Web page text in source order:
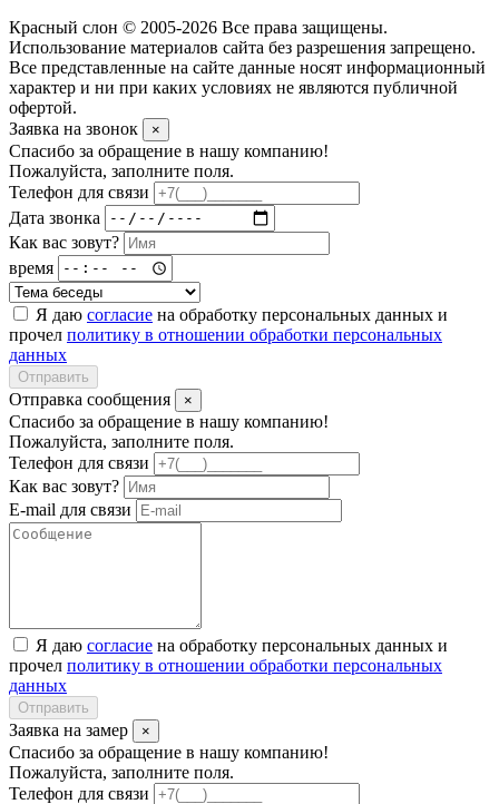
Красный слон © 2005-2026 Все права защищены.
Использование материалов сайта без разрешения запрещено.
Все представленные на сайте данные носят информационный
характер и ни при каких условиях не являются публичной
офертой.
Заявка на звонок
×
Спасибо за обращение в нашу компанию!
Пожалуйста, заполните поля.
Телефон для связи
Дата звонка
Как вас зовут?
время
Я даю согласие на обработку персональных данных и
прочел политику в отношении обработки персональных
данных
Отправить
Отправка сообщения ×
Спасибо за обращение в нашу компанию!
Пожалуйста, заполните поля.
Телефон для связи
Как вас зовут?
E-mail для связи
Я даю согласие на обработку персональных данных и
прочел политику в отношении обработки персональных
данных
Отправить
Заявка на замер ×
Спасибо за обращение в нашу компанию!
Пожалуйста, заполните поля.
Телефон для связи